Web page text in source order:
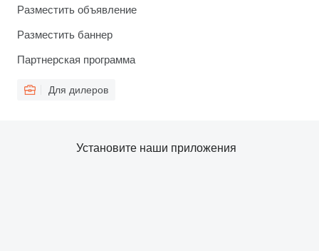
Разместить объявление
Разместить баннер
Партнерская программа
Для дилеров
Установите наши приложения